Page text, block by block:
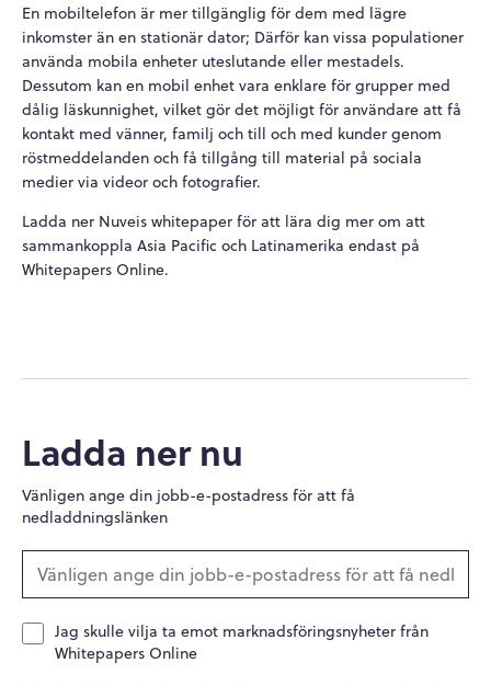
En mobiltelefon är mer tillgänglig för dem med lägre
inkomster än en stationär dator; Därför kan vissa populationer
använda mobila enheter uteslutande eller mestadels.
Dessutom kan en mobil enhet vara enklare för grupper med
dålig läskunnighet, vilket gör det möjligt för användare att få
kontakt med vänner, familj och till och med kunder genom
röstmeddelanden och få tillgång till material på sociala
medier via videor och fotografier.
Ladda ner Nuveis whitepaper för att lära dig mer om att
sammankoppla Asia Pacific och Latinamerika endast på
Whitepapers Online.
Ladda ner nu
Vänligen ange din jobb-e-postadress för att få
nedladdningslänken
Jag skulle vilja ta emot marknadsföringsnyheter från
Whitepapers Online